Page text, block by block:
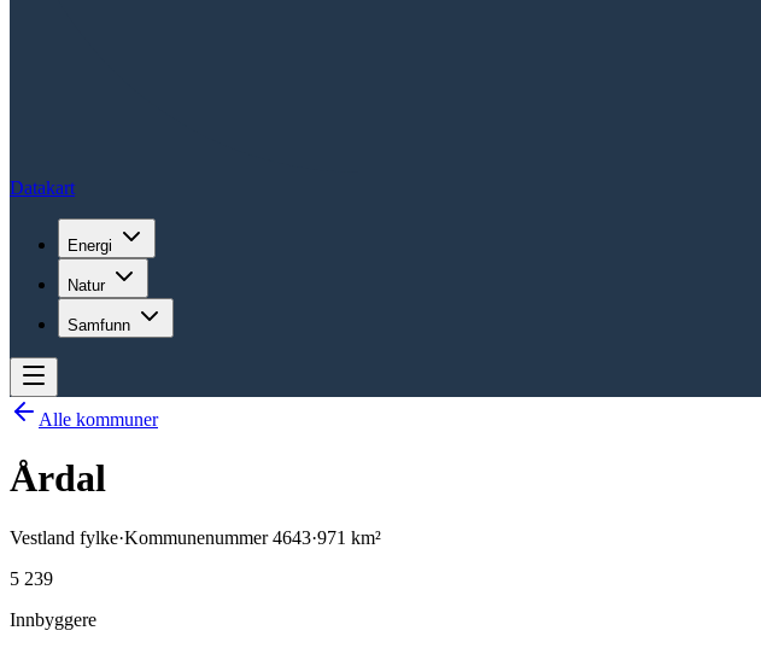
Datakart
Energi
Natur
Samfunn
Alle kommuner
Årdal
Vestland fylke·Kommunenummer4643·971 km²
5 239
Innbyggere